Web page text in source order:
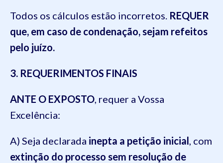
Todos os cálculos estão incorretos. REQUER
que, em caso de condenação, sejam refeitos
pelo juízo.
3. REQUERIMENTOS FINAIS
ANTE O EXPOSTO , requer a Vossa
Excelência:
A) Seja declarada inepta a petição inicial , com
extinção do processo sem resolução de